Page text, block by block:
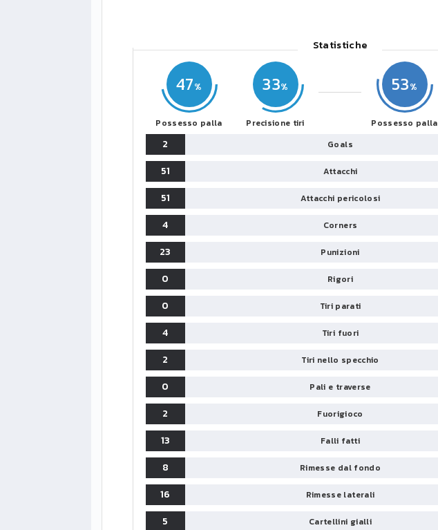
Statistiche
47
Possesso palla
33
Precisione tiri
53
Possesso palla
2 Goals
51
Attacchi
51
Attacchi pericolosi
4
Corners
23
Punizioni
0
Rigori
0
Tiri parati
4
Tiri fuori
2
Tiri nello specchio
0
Pali e traverse
2
Fuorigioco
13
Falli fatti
8
Rimesse dal fondo
16
Rimesse laterali
5
Cartellini gialli